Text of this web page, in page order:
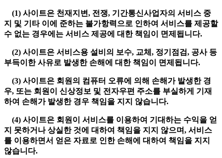
(1) 사이트은 천재지변, 전쟁, 기간통신사업자의 서비스 중
지 및 기타 이에 준하는 불가항력으로 인하여 서비스를 제공할
수 없는 경우에는 서비스 제공에 대한 책임이 면제됩니다.
(2) 사이트은 서비스용 설비의 보수, 교체, 정기점검, 공사 등
부득이한 사유로 발생한 손해에 대한 책임이 면제됩니다.
(3) 사이트은 회원의 컴퓨터 오류에 의해 손해가 발생한 경
우, 또는 회원이 신상정보 및 전자우편 주소를 부실하게 기재
하여 손해가 발생한 경우 책임을 지지 않습니다.
(4) 사이트은 회원이 서비스를 이용하여 기대하는 수익을 얻
지 못하거나 상실한 것에 대하여 책임을 지지 않으며, 서비스
를 이용하면서 얻은 자료로 인한 손해에 대하여 책임을 지지
않습니다.